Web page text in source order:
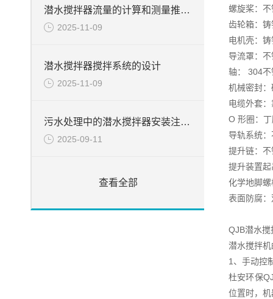
潜水搅拌器流量的计算和测量推力的试验台介绍
2025-11-09
潜水搅拌器搅拌系统的设计
2025-11-09
污水处理中的潜水搅拌器安装注意事项
2025-09-11
查看全部
螺旋桨：
齿轮箱：
电机壳：
导流罩：
轴： 304不
机械密封
电缆外套
O 形圈：
导轨系统
提升链：
提升装置
化学地脚
表面防腐
QJB潜水
潜水搅拌
1、手动控
杜安环保
位置时，